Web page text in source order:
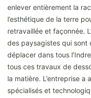
enlever entièrement la
l’esthétique de la terre
retravaillée et façonnée.
des paysagistes qui sont
déplacer dans tous
tous ces travaux de
la matière. L’entreprise a
spécialisés et